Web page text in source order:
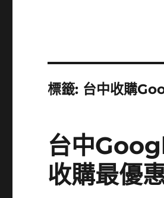
標籤: 台中收購
台中
收購最優